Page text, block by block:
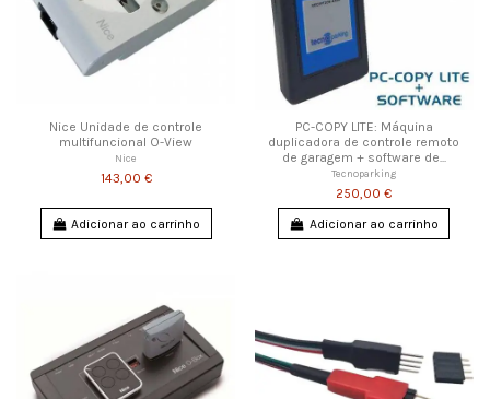
Nice Unidade de controle
multifuncional O-View
Nice
143,00 €
Adicionar ao carrinho
PC-COPY LITE: Máquina
duplicadora de controle remoto
de garagem + software de...
Tecnoparking
250,00 €
Adicionar ao carrinho